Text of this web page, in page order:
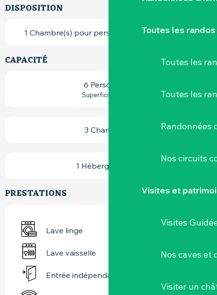
Toutes les randos
Toutes les
Toutes les
Randonnées
Nos circuits
Visites et
Visites
Nos caves et
Visiter un
DISPOSITION
1 Chambre(s) pour personne à mobilité réduite
CAPACITÉ
6 Personne(s)
Superficie : 120 m
3 Chambre(s)
1 Hébergement(s)
PRESTATIONS
Lave linge
Lave vaisselle
Entrée indépendante